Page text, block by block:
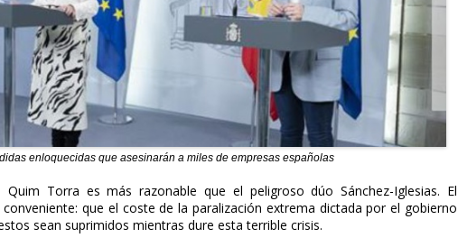
enloquecidas que asesinarán a miles de empresas españolas
Torra es más razonable que el peligroso dúo Sánchez-Iglesias. El
que el coste de la paralización extrema dictada por el gobierno
sean suprimidos mientras dure esta terrible crisis.